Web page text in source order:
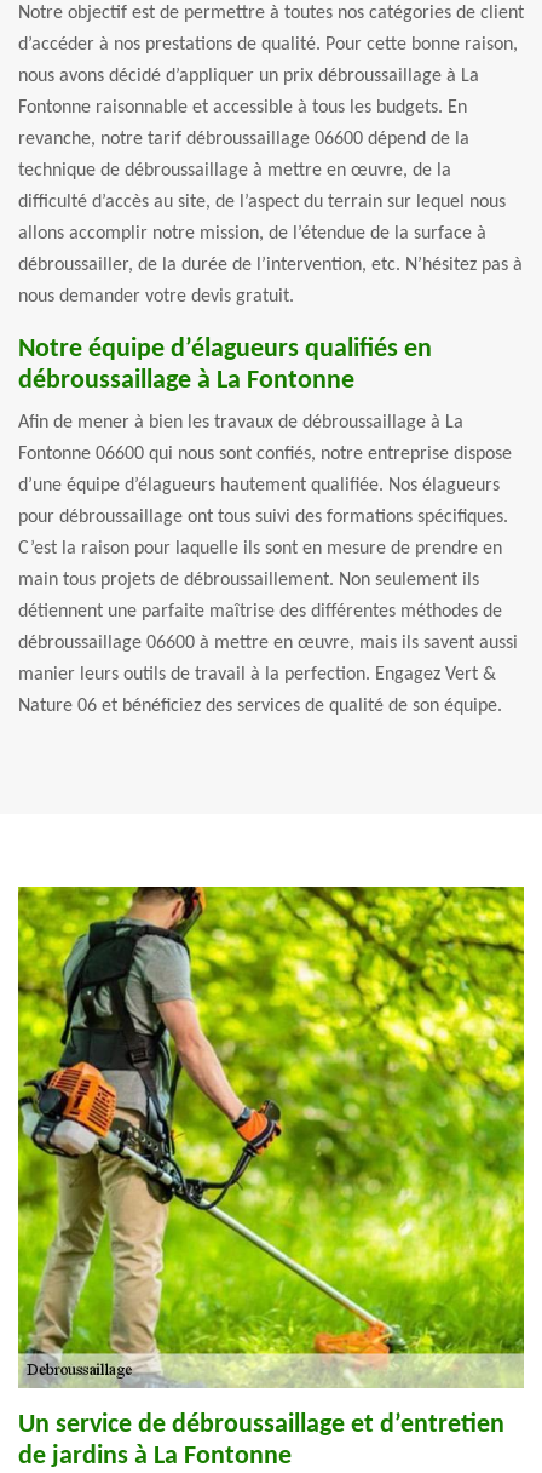
Notre objectif est de permettre à toutes nos catégories de client
d’accéder à nos prestations de qualité. Pour cette bonne raison,
nous avons décidé d’appliquer un prix débroussaillage à La
Fontonne raisonnable et accessible à tous les budgets. En
revanche, notre tarif débroussaillage 06600 dépend de la
technique de débroussaillage à mettre en œuvre, de la
difficulté d’accès au site, de l’aspect du terrain sur lequel nous
allons accomplir notre mission, de l’étendue de la surface à
débroussailler, de la durée de l’intervention, etc. N’hésitez pas à
nous demander votre devis gratuit.
Notre équipe d’élagueurs qualifiés en
débroussaillage à La Fontonne
Afin de mener à bien les travaux de débroussaillage à La
Fontonne 06600 qui nous sont confiés, notre entreprise dispose
d’une équipe d’élagueurs hautement qualifiée. Nos élagueurs
pour débroussaillage ont tous suivi des formations spécifiques.
C’est la raison pour laquelle ils sont en mesure de prendre en
main tous projets de débroussaillement. Non seulement ils
détiennent une parfaite maîtrise des différentes méthodes de
débroussaillage 06600 à mettre en œuvre, mais ils savent aussi
manier leurs outils de travail à la perfection. Engagez Vert &
Nature 06 et bénéficiez des services de qualité de son équipe.
Un service de débroussaillage et d’entretien
de jardins à La Fontonne